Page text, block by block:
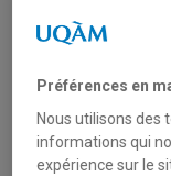
Unité:École
Courriel:
Préférences en
Nous utilisons des
informations qui
expérience sur le